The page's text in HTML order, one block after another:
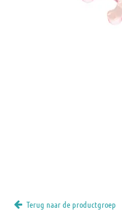
Terug naar de productgroep